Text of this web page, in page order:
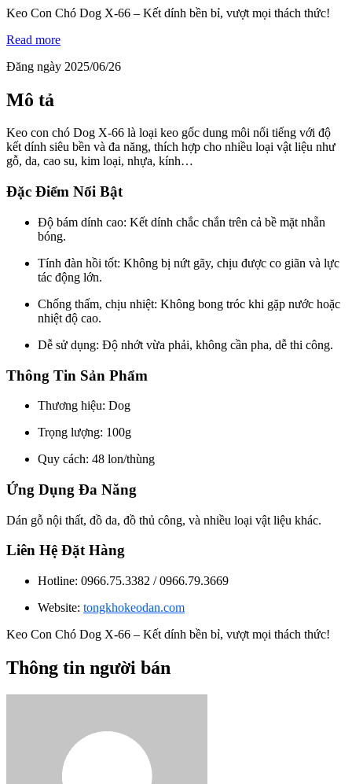
Keo Con Chó Dog X-66 – Kết dính bền bỉ, vượt mọi thách thức!
Read more
Đăng ngày 2025/06/26
Mô tả
Keo con chó Dog X-66 là loại keo gốc dung môi nổi tiếng với độ
kết dính siêu bền và đa năng, thích hợp cho nhiều loại vật liệu như
gỗ, da, cao su, kim loại, nhựa, kính…
Đặc Điểm Nổi Bật
Độ bám dính cao: Kết dính chắc chắn trên cả bề mặt nhẵn
bóng.
Tính đàn hồi tốt: Không bị nứt gãy, chịu được co giãn và lực
tác động lớn.
Chống thấm, chịu nhiệt: Không bong tróc khi gặp nước hoặc
nhiệt độ cao.
Dễ sử dụng: Độ nhớt vừa phải, không cần pha, dễ thi công.
Thông Tin Sản Phẩm
Thương hiệu: Dog
Trọng lượng: 100g
Quy cách: 48 lon/thùng
Ứng Dụng Đa Năng
Dán gỗ nội thất, đồ da, đồ thủ công, và nhiều loại vật liệu khác.
Liên Hệ Đặt Hàng
Hotline: 0966.75.3382 / 0966.79.3669
Website: tongkhokeodan.com
Keo Con Chó Dog X-66 – Kết dính bền bỉ, vượt mọi thách thức!
Thông tin người bán